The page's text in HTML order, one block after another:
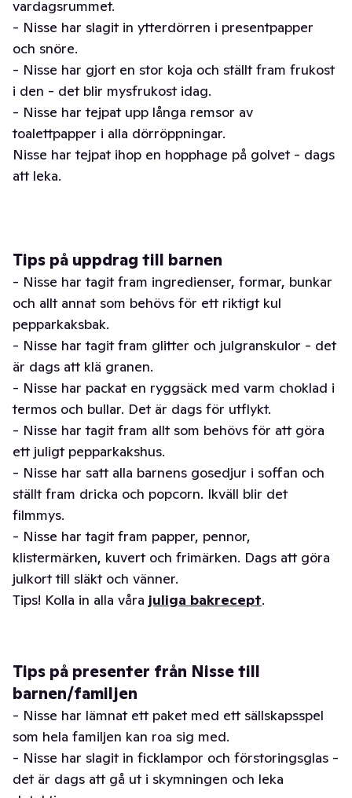
vardagsrummet.
- Nisse har slagit in ytterdörren i presentpapper
och snöre.
- Nisse har gjort en stor koja och ställt fram frukost
i den - det blir mysfrukost idag.
- Nisse har tejpat upp långa remsor av
toalettpapper i alla dörröppningar.
Nisse har tejpat ihop en hopphage på golvet - dags
att leka.
Tips på uppdrag till barnen
- Nisse har tagit fram ingredienser, formar, bunkar
och allt annat som behövs för ett riktigt kul
pepparkaksbak.
- Nisse har tagit fram glitter och julgranskulor - det
är dags att klä granen.
- Nisse har packat en ryggsäck med varm choklad i
termos och bullar. Det är dags för utflykt.
- Nisse har tagit fram allt som behövs för att göra
ett juligt pepparkakshus.
- Nisse har satt alla barnens gosedjur i soffan och
ställt fram dricka och popcorn. Ikväll blir det
filmmys.
- Nisse har tagit fram papper, pennor,
klistermärken, kuvert och frimärken. Dags att göra
julkort till släkt och vänner.
Tips! Kolla in alla våra juliga bakrecept.
Tips på presenter från Nisse till
barnen/familjen
- Nisse har lämnat ett paket med ett sällskapsspel
som hela familjen kan roa sig med.
- Nisse har slagit in ficklampor och förstoringsglas -
det är dags att gå ut i skymningen och leka